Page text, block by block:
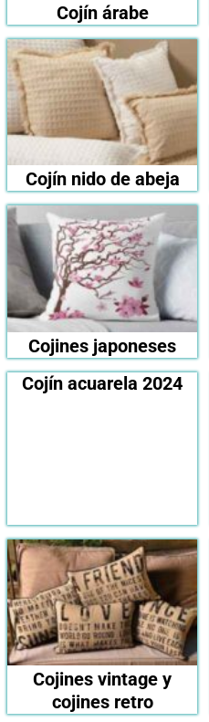
Cojín árabe
Cojín nido de abeja
Cojines japoneses
Cojín acuarela 2024
Cojines vintage y
cojines retro